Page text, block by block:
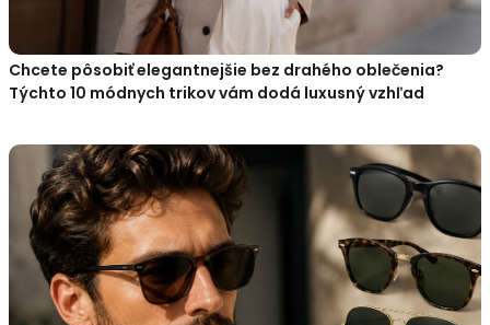
Chcete pôsobiť elegantnejšie bez drahého oblečenia?
Týchto 10 módnych trikov vám dodá luxusný vzhľad